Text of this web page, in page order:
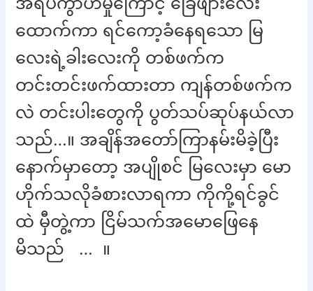
ထောက်ကာ ရင်ကော့ခံနေရသော မြ
လေးရဲ့ခါးလေးကို တစ်ဖက်က
တင်းတင်းဖက်ထားတာ ကျန်တစ်ဖက်က
လဲ တင်းပါးတွေကို ပွတ်သပ်ဆုပ်နယ်လာ
သည်…။ အချိန်အတော်ကြာနမ်းမိခဲ့ပြီး
နောက်မှာတော့ အပျိုစင် မြလေးမှာ မော
ဟိုက်သလိုခံစားလာရကာ ကိုကို့ရင်ခွင်
ထဲ မှီတွဲ့ကာ ငြိမ်သက်အမောဖြေနေ
မိသည် … ။